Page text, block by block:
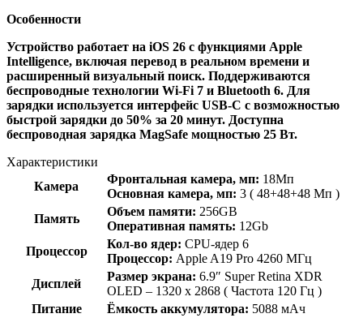
Особенности
Устройство работает на iOS 26 с функциями Apple
Intelligence, включая перевод в реальном времени и
расширенный визуальный поиск. Поддерживаются
беспроводные технологии Wi-Fi 7 и Bluetooth 6. Для
зарядки используется интерфейс USB-C с возможностью
быстрой зарядки до 50% за 20 минут. Доступна
беспроводная зарядка MagSafe мощностью 25 Вт.
Характеристики
Камера
Фронтальная камера, мп: 18Мп
Основная камера, мп: 3 ( 48+48+48 Мп )
Память
Объем памяти: 256GB
Оперативная память: 12Gb
Процессор
Кол-во ядер: CPU-ядер 6
Процессор: Apple A19 Pro 4260 МГц
Дисплей
Размер экрана: 6.9″ Super Retina XDR
OLED – 1320 x 2868 ( Частота 120 Гц )
Питание
Ёмкость аккумулятора: 5088 мАч